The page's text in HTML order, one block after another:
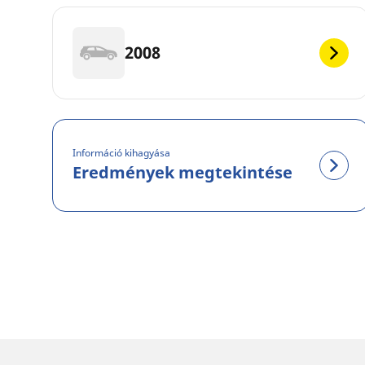
2008
Információ kihagyása
Eredmények megtekintése